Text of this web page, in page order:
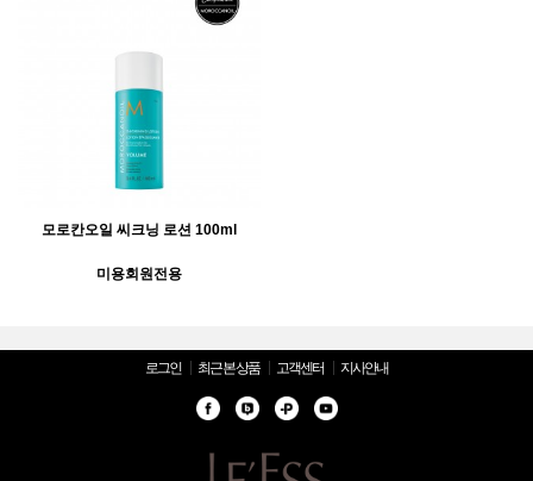
모로칸오일 씨크닝 로션 100ml
미용회원전용
로그인 최근 본 상품 고객센터 지사안내